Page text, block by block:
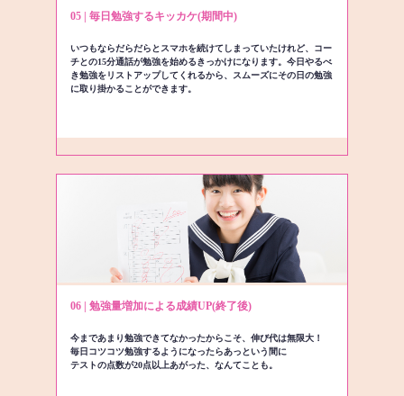
05 | 毎日勉強するキッカケ(期間中)
いつもならだらだらとスマホを続けてしまっていたけれど、コー
チとの15分通話が勉強を始めるきっかけになります。今日やるべ
き勉強をリストアップしてくれるから、スムーズにその日の勉強
に取り掛かることができます。
06 | 勉強量増加による成績UP(終了後)
今まであまり勉強できてなかったからこそ、伸び代は無限大！
毎日コツコツ勉強するようになったらあっという間に
テストの点数が20点以上あがった、なんてことも。